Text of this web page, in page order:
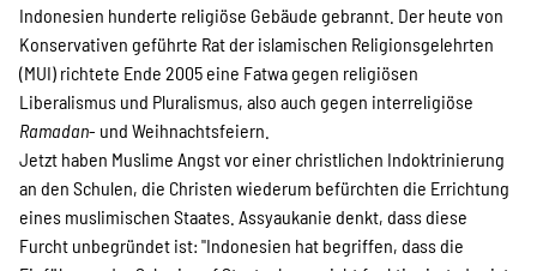
Indonesien hunderte religiöse Gebäude gebrannt. Der heute von
Konservativen geführte Rat der islamischen Religionsgelehrten
(MUI) richtete Ende 2005 eine Fatwa gegen religiösen
Liberalismus und Pluralismus, also auch gegen interreligiöse
Ramadan- und Weihnachtsfeiern.
Jetzt haben Muslime Angst vor einer christlichen Indoktrinierung
an den Schulen, die Christen wiederum befürchten die Errichtung
eines muslimischen Staates. Assyaukanie denkt, dass diese
Furcht unbegründet ist: "Indonesien hat begriffen, dass die